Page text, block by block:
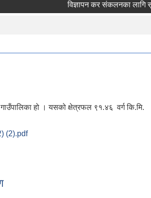
विज्ञापन कर संकलनका लागि
हो । यसको क्षेत्रफल ९१.४६ वर्ग कि.मि.
(2).pdf